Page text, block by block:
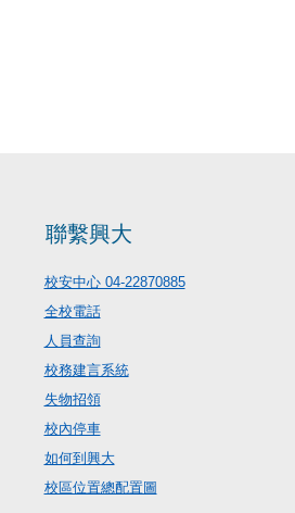
聯繫興大
校安中心 04-22870885
全校電話
人員查詢
校務建言系統
失物招領
校內停車
如何到興大
校區位置總配置圖